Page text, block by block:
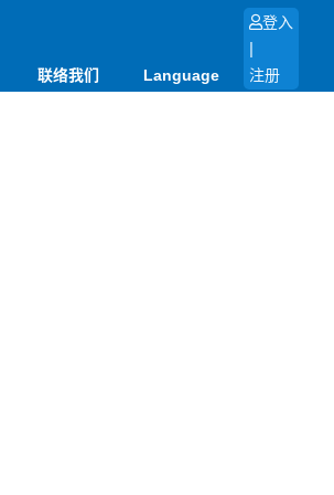
联络我们 Language
登入
|
注册